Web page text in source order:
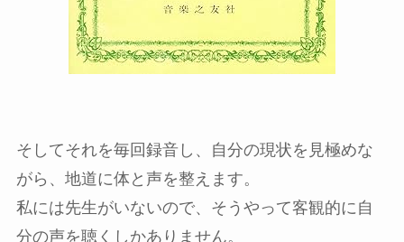
そしてそれを毎回録音し、自分の現状を見極めな
がら、地道に体と声を整えます。
私には先生がいないので、そうやって客観的に自
分の声を聴くしかありません。